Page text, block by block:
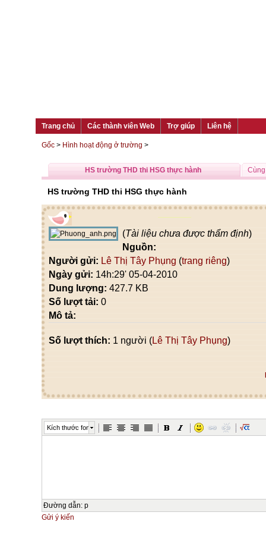
Trang chủ Các thành viên Web Trợ giúp Liên hệ
Gốc > Hình hoạt động ở trường >
HS trường THD thi HSG thực hành
HS trường THD thi HSG thực hành
(Tài liệu chưa được thẩm định)
Nguồn:
Người gửi: Lê Thị Tây Phụng (trang riêng)
Ngày gửi: 14h:29' 05-04-2010
Dung lượng: 427.7 KB
Số lượt tải: 0
Mô tả:
Số lượt thích: 1 người (Lê Thị Tây Phụng)
Kích thước font
Đường dẫn: p
Gửi ý kiến